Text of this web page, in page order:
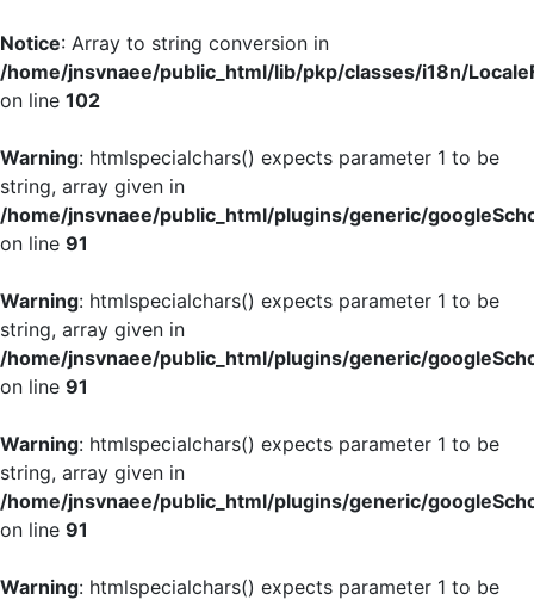
Notice: Array to string conversion in
/home/jnsvnaee/public_html/lib/pkp/classes/i18n/
on line 102
Warning: htmlspecialchars() expects parameter 1 to be
string, array given in
/home/jnsvnaee/public_html/plugins/generic/
on line 91
Warning: htmlspecialchars() expects parameter 1 to be
string, array given in
/home/jnsvnaee/public_html/plugins/generic/
on line 91
Warning: htmlspecialchars() expects parameter 1 to be
string, array given in
/home/jnsvnaee/public_html/plugins/generic/
on line 91
Warning: htmlspecialchars() expects parameter 1 to be